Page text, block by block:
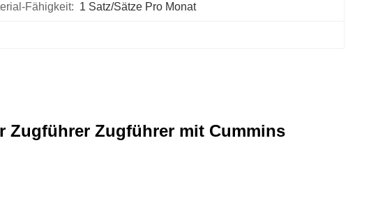
Fähigkeit: 1 Satz/Sätze Pro Monat
Zugführer Zugführer mit Cummins